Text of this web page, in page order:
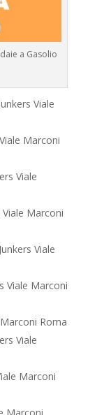
a Gasolio
Viale
Marconi
Viale
Viale Marconi
Viale
Viale Marconi
Roma
Viale
Marconi